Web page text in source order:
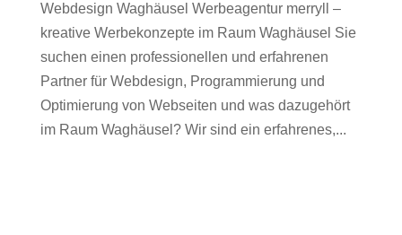
Webdesign Waghäusel Werbeagentur merryll –
kreative Werbekonzepte im Raum Waghäusel Sie
suchen einen professionellen und erfahrenen
Partner für Webdesign, Programmierung und
Optimierung von Webseiten und was dazugehört
im Raum Waghäusel? Wir sind ein erfahrenes,...